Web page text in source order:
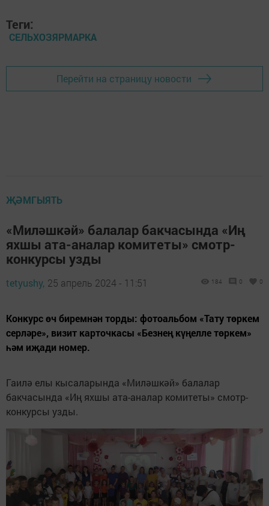
Теги:
СЕЛЬХОЗЯРМАРКА
Перейти на страницу новости
ҖӘМГЫЯТЬ
«Миләшкәй» балалар бакчасында «Иң
яхшы ата-аналар комитеты» смотр-
конкурсы узды
tetyushy, 25 апрель 2024 - 11:51 184 0 0
Конкурс өч биремнән торды: фотоальбом «Тату төркем
серләре», визит карточкасы «Безнең күңелле төркем»
һәм иҗади номер.
Гаилә елы кысаларында «Миләшкәй» балалар
бакчасында «Иң яхшы ата-аналар комитеты» смотр-
конкурсы узды.